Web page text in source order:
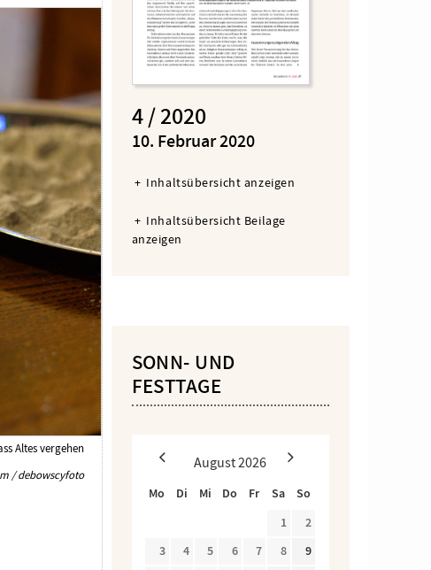
Altes vergehen
/ debowscyfoto
4 / 2020
:
10. Februar 2020
Inhaltsübersicht anzeigen
Inhaltsübersicht Beilage
anzeigen
SONN- UND
FESTTAGE
August2026
Mo Di Mi Do Fr Sa
So
1
2
3
4 5 6 7 8
9